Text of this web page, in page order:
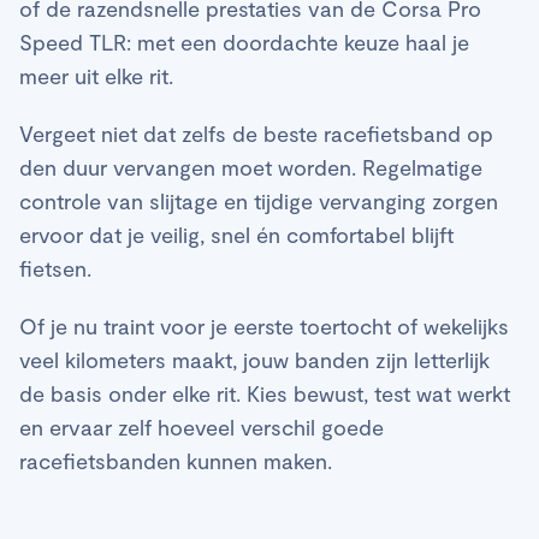
of de razendsnelle prestaties van de Corsa Pro
Speed TLR: met een doordachte keuze haal je
meer uit elke rit.
Vergeet niet dat zelfs de beste racefietsband op
den duur vervangen moet worden. Regelmatige
controle van slijtage en tijdige vervanging zorgen
ervoor dat je veilig, snel én comfortabel blijft
fietsen.
Of je nu traint voor je eerste toertocht of wekelijks
veel kilometers maakt, jouw banden zijn letterlijk
de basis onder elke rit. Kies bewust, test wat werkt
en ervaar zelf hoeveel verschil goede
racefietsbanden kunnen maken.